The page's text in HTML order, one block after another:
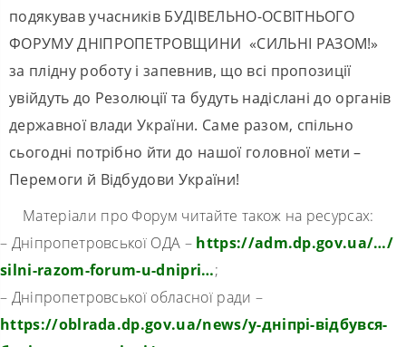
подякував учасників БУДІВЕЛЬНО-ОСВІТНЬОГО
ФОРУМУ ДНІПРОПЕТРОВЩИНИ «СИЛЬНІ РАЗОМ!»
за плідну роботу і запевнив, що всі пропозиції
увійдуть до Резолюції та будуть надіслані до органів
державної влади України. Саме разом, спільно
сьогодні потрібно йти до нашої головної мети –
Перемоги й Відбудови України!
Матеріали про Форум читайте також на ресурсах:
– Дніпропетровської ОДА – https://adm.dp.gov.ua/…/
silni-razom-forum-u-dnipri…;
– Дніпропетровської обласної ради –
https://oblrada.dp.gov.ua/news/у-дніпрі-відбувся-